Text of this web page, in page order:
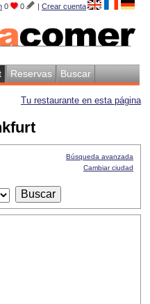
0 0 | Crear cuenta
Reservas Buscar
Tu restaurante en esta página
Búsqueda avanzada
Cambiar ciudad